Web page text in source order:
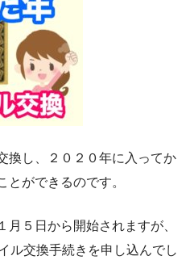
換し、２０２０年に入ってか
ができるのです。
５日から開始されますが、
ル交換手続きを申し込んでし